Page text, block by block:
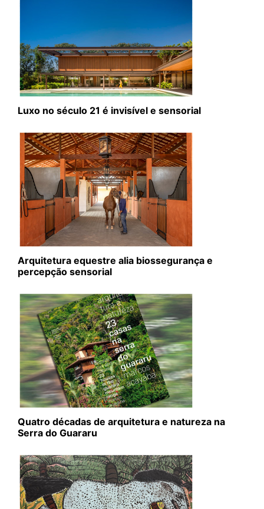
Luxo no século 21 é invisível e sensorial
Arquitetura equestre alia biossegurança e
percepção sensorial
Quatro décadas de arquitetura e natureza na
Serra do Guararu